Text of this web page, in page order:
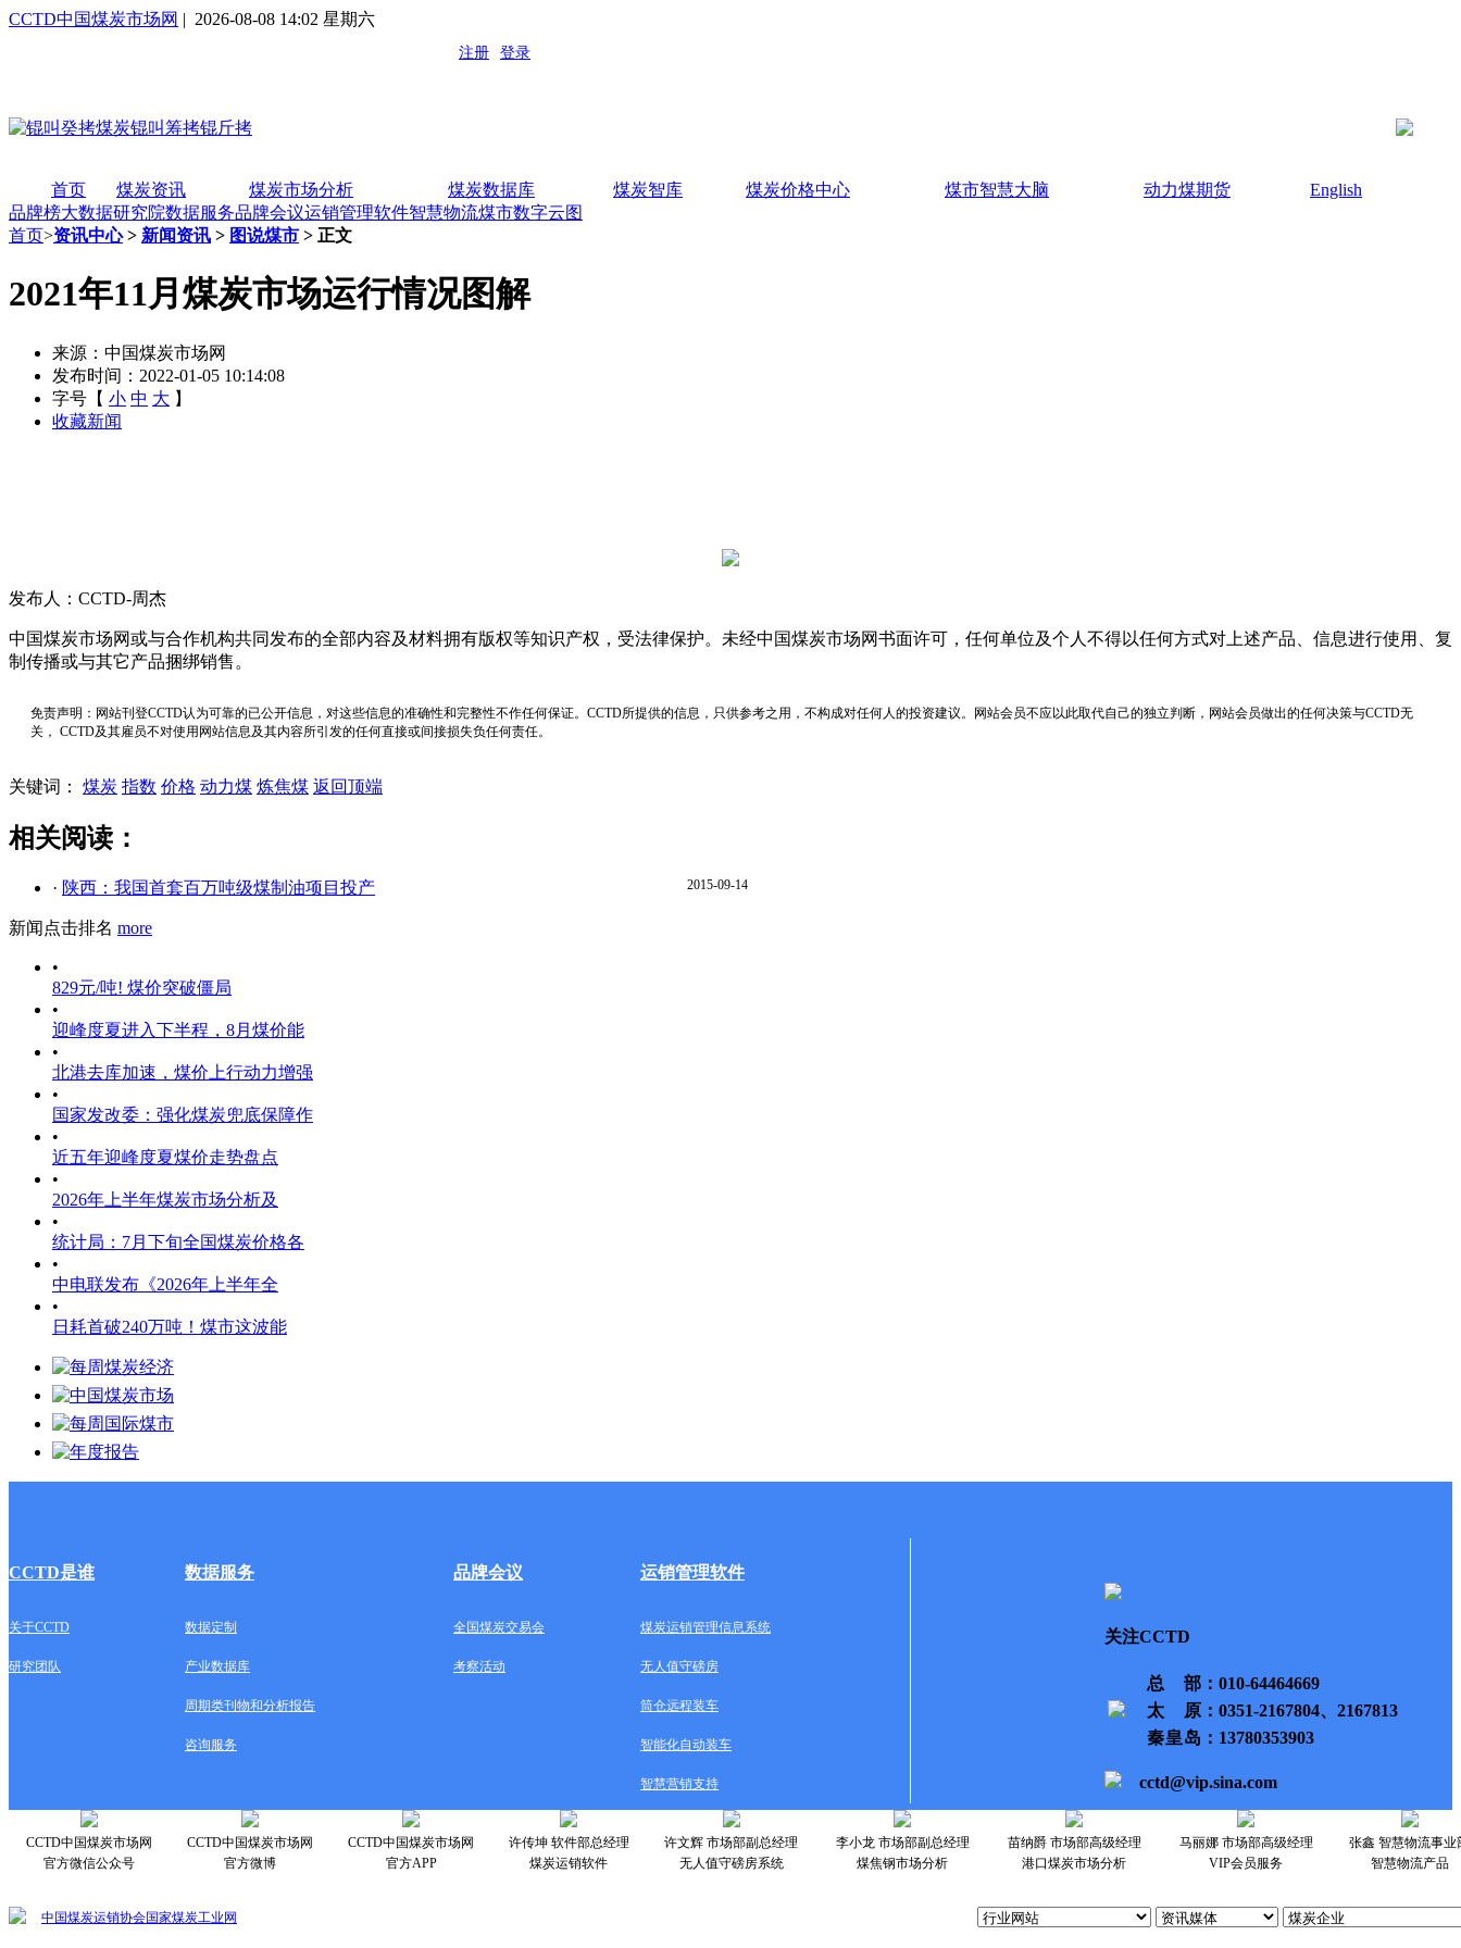
CCTD中国煤炭市场网 | 2026-08-08 14:02 星期六
首页 煤炭资讯 煤炭市场分析 煤炭数据库 煤炭智库 煤炭价格中心 煤市智慧大脑 动力煤期货
English
品牌榜大数据研究院数据服务品牌会议运销管理软件智慧物流煤市数字云图
首页>资讯中心> 新闻资讯 > 图说煤市 > 正文
2021年11月煤炭市场运行情况图解
来源：中国煤炭市场网
发布时间：2022-01-05 10:14:08
字号【 小 中 大 】
收藏新闻
发布人：CCTD-周杰
中国煤炭市场网或与合作机构共同发布的全部内容及材料拥有版权等知识产权，受法律保护。未经中国煤炭市场网书面许可，任何单位及个人不得以任何方式对上述产品、信息进行使用、复
制传播或与其它产品捆绑销售。
免责声明：网站刊登CCTD认为可靠的已公开信息，对这些信息的准确性和完整性不作任何保证。CCTD所提供的信息，只供参考之用，不构成对任何人的投资建议。网站会员不应以此取代自己的独立判断，网站会员做出的任何决策与CCTD无
关， CCTD及其雇员不对使用网站信息及其内容所引发的任何直接或间接损失负任何责任。
关键词： 煤炭 指数 价格 动力煤 炼焦煤 返回顶端
相关阅读：
· 陕西：我国首套百万吨级煤制油项目投产 2015-09-14
新闻点击排名 more
•
829元/吨! 煤价突破僵局
•
迎峰度夏进入下半程，8月煤价能
•
北港去库加速，煤价上行动力增强
•
国家发改委：强化煤炭兜底保障作
•
近五年迎峰度夏煤价走势盘点
•
2026年上半年煤炭市场分析及
•
统计局：7月下旬全国煤炭价格各
•
中电联发布《2026年上半年全
•
日耗首破240万吨！煤市这波能
CCTD是谁 数据服务 品牌会议 运销管理软件
关于CCTD 数据定制 全国煤炭交易会 煤炭运销管理信息系统
研究团队 产业数据库 考察活动 无人值守磅房
周期类刊物和分析报告 筒仓远程装车
咨询服务 智能化自动装车
智慧营销支持
关注CCTD
总部 ：010-64464669
太原 ：0351-2167804、2167813
秦皇岛 ：13780353903
cctd@vip.sina.com
CCTD中国煤炭市场网
官方微信公众号
CCTD中国煤炭市场网
官方微博
CCTD中国煤炭市场网
官方APP
许传坤 软件部总经理
煤炭运销软件
许文辉 市场部副总经理
无人值守磅房系统
李小龙 市场部副总经理
煤焦钢市场分析
苗纳爵 市场部高级经理
港口煤炭市场分析
马丽娜 市场部高级经理
VIP会员服务
张鑫 智慧物流事业
智慧物流产品
中国煤炭运销协会国家煤炭工业网